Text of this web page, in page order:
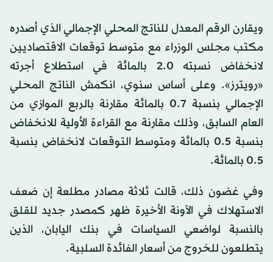
ويقارن الرقم المعدل للناتج المحلي الإجمالي الذي أصدره
مكتب مجلس الوزراء مع متوسط توقعات الاقتصاديين
لانخفاض نسبته 2.0 بالمائة في استطلاع أجرته
«رويترز». وعلى أساس سنوي، انكمش الناتج المحلي
الإجمالي بنسبة 0.7 بالمائة مقارنة بالربع الموازي من
العام السابق، وذلك مقارنة مع القراءة الأولية للانخفاض
بنسبة 0.5 بالمائة ومتوسط التوقعات لانخفاض بنسبة
0.5 بالمائة.
وفي غضون ذلك، قالت ثلاثة مصادر مطلعة إن ضعف
الاستهلاك في الآونة الأخيرة ظهر كمصدر جديد للقلق
بالنسبة لواضعي السياسات في بنك اليابان، الذين
يتطلعون للخروج من أسعار الفائدة السلبية.